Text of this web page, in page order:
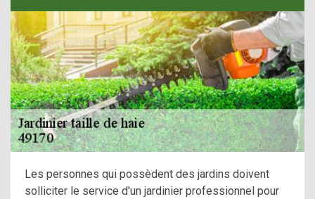
Les personnes qui possèdent des jardins doivent
solliciter le service d'un jardinier professionnel pour